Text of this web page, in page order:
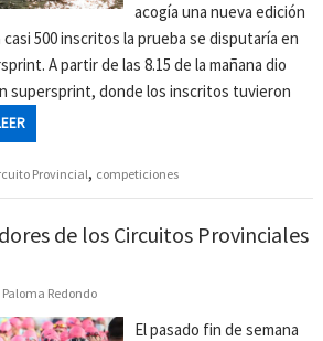
acogía una nueva edición
500 inscritos la prueba se disputaría en
A partir de las 8.15 de la mañana dio
supersprint, donde los inscritos tuvieron
Provincial, competiciones
de los Circuitos Provinciales
Paloma Redondo
El pasado fin de semana